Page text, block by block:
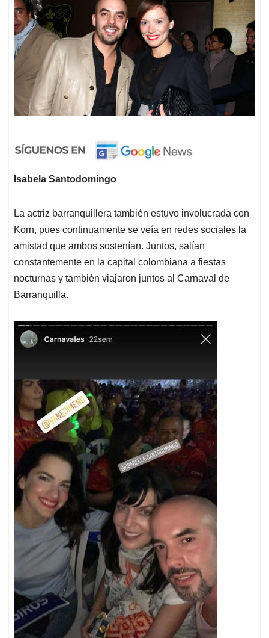
Isabela Santodomingo
La actriz barranquillera también estuvo involucrada con
Korn, pues continuamente se veía en redes sociales la
amistad que ambos sostenían. Juntos, salían
constantemente en la capital colombiana a fiestas
nocturnas y también viajaron juntos al Carnaval de
Barranquilla.